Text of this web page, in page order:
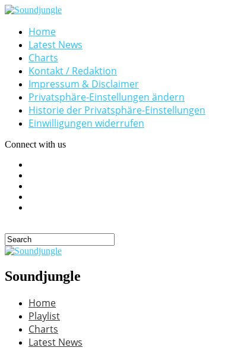
Home
Latest News
Charts
Kontakt / Redaktion
Impressum & Disclaimer
Privatsphäre-Einstellungen ändern
Historie der Privatsphäre-Einstellungen
Einwilligungen widerrufen
Connect with us
Soundjungle
Home
Playlist
Charts
Latest News